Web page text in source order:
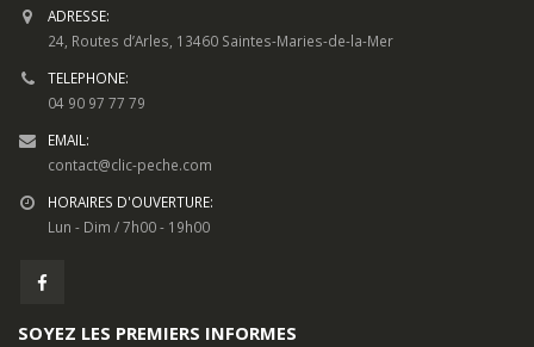
ADRESSE:
24, Routes d’Arles, 13460 Saintes-Maries-de-la-Mer
TELEPHONE:
04 90 97 77 79
EMAIL:
contact@clic-peche.com
HORAIRES D'OUVERTURE:
Lun - Dim / 7h00 - 19h00
SOYEZ LES PREMIERS INFORMES